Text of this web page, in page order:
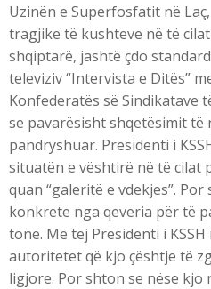
Uzinën e Superfosfatit në
tragjike të kushteve në të
shqiptarë, jashtë çdo
televiziv “Intervista e Ditës”
Konfederatës së Sindikatave
se pavarësisht shqetësimit
pandryshuar. Presidenti i
situatën e vështirë në të cilat
quan “galeritë e vdekjes”.
konkrete nga qeveria për të
tonë. Më tej Presidenti i
autoritetet që kjo çështje të
ligjore. Por shton se nëse